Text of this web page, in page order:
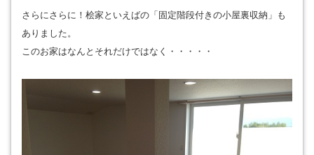
さらにさらに！桧家といえばの「固定階段付きの小屋裏収納」も
ありました。
このお家はなんとそれだけではなく・・・・・